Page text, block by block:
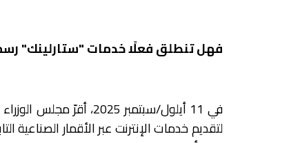
فهل تنطلق فعلًا خدمات "ستارلينك"
في 11 أيلول/سبتمبر